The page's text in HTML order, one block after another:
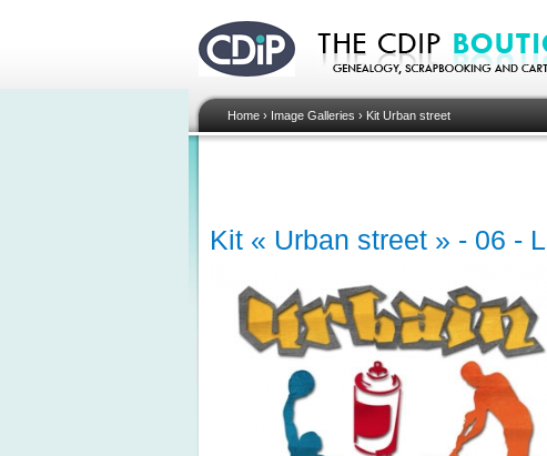
Home› Image Galleries › Kit Urban street
Kit « Urban street » - 06 -